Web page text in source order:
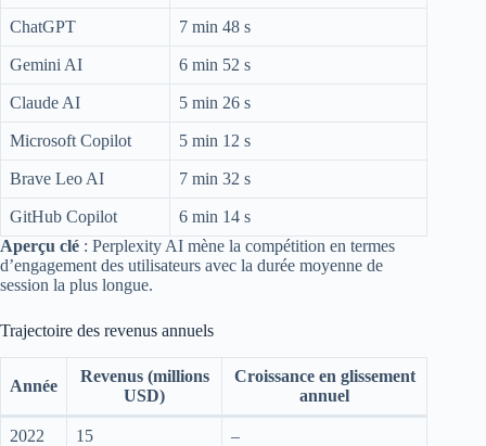
ChatGPT 7 min 48 s
Gemini AI 6 min 52 s
Claude AI 5 min 26 s
Microsoft Copilot 5 min 12 s
Brave Leo AI 7 min 32 s
GitHub Copilot
6 min 14 s
Aperçu clé : Perplexity AI mène la compétition en termes
d’engagement des utilisateurs avec la durée moyenne de
session la plus longue.
Trajectoire des revenus annuels
Année
Revenus (millions
USD)
Croissance en glissement
annuel
2022 15 –